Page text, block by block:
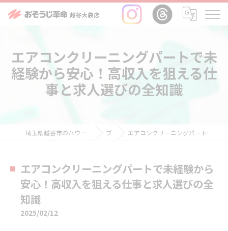
エアコンクリーニングパートで未
経験から安心！高収入を狙える仕
事と求人選びの全知識
埼玉県越谷市のハウスクリーニングならおそうじ革命越谷大袋店 ブログ エアコンクリーニングパートで未経験から安心！高収入を狙える仕事と求人選びの全知識
エアコンクリーニングパートで未経験から
安心！高収入を狙える仕事と求人選びの全
知識
2025/02/12